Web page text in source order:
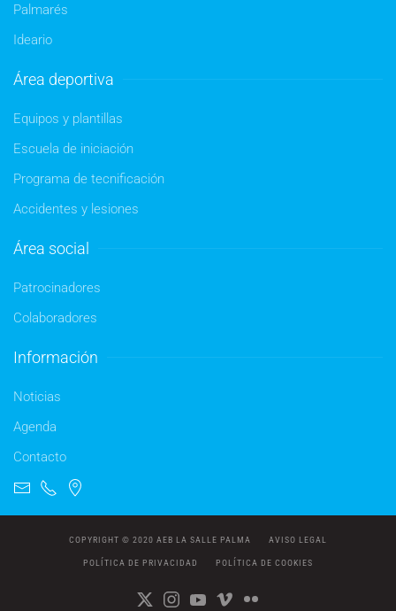
Palmarés
Ideario
Área deportiva
Equipos y plantillas
Escuela de iniciación
Programa de tecnificación
Accidentes y lesiones
Área social
Patrocinadores
Colaboradores
Información
Noticias
Agenda
Contacto
COPYRIGHT © 2020 AEB LA SALLE PALMA AVISO LEGAL
POLÍTICA DE PRIVACIDAD POLÍTICA DE COOKIES